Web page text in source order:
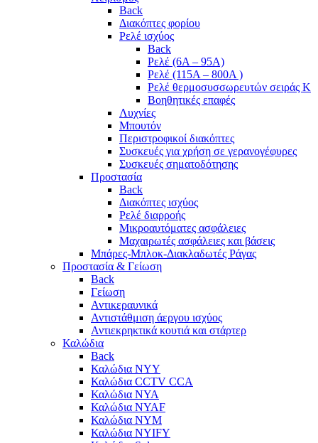
Back
Διακόπτες φορίου
Ρελέ ισχύος
Back
Ρελέ (6A – 95A)
Ρελέ (115A – 800A )
Ρελέ θερμοσυσσωρευτών σειράς Κ
Βοηθητικές επαφές
Λυχνίες
Μπουτόν
Περιστροφικοί διακόπτες
Συσκευές για χρήση σε γερανογέφυρες
Συσκευές σηματοδότησης
Προστασία
Back
Διακόπτες ισχύος
Ρελέ διαρροής
Μικροαυτόματες ασφάλειες
Μαχαιρωτές ασφάλειες και βάσεις
Μπάρες-Μπλοκ-Διακλαδωτές Ράγας
Προστασία & Γείωση
Back
Γείωση
Αντικεραυνικά
Αντιστάθμιση άεργου ισχύος
Αντιεκρηκτικά κουτιά και στάρτερ
Καλώδια
Back
Καλώδια NYY
Καλώδια CCTV CCA
Καλώδια NYA
Καλώδια NYAF
Καλώδια NYΜ
Καλώδια ΝΥΙFY